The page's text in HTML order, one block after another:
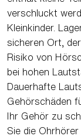
verschluckt
Kleinkinder.
sicheren Ort,
Risiko von
bei hohen
Dauerhafte
Gehörschäden
Ihr Gehör zu
Sie die